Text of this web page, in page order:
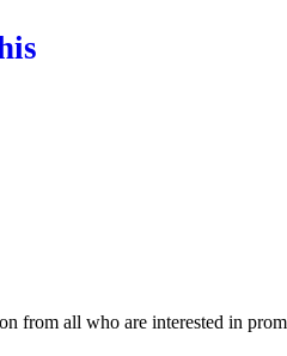
from all who are interested in